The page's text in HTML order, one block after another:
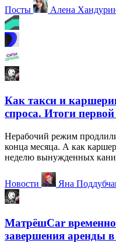
Посты Алена
Как такси и
спроса. Итоги
Нерабочий режим
конца месяца. А как
неделю вынужденных
Новости Яна
МатрёшCar
завершения аренды